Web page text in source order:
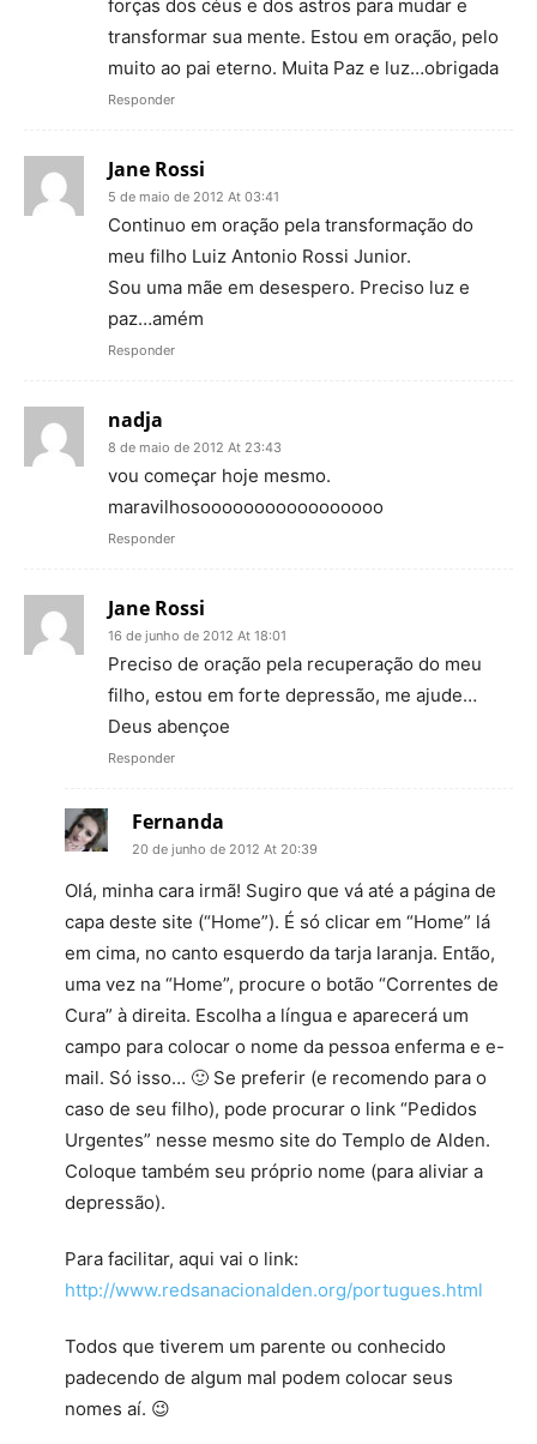
forças dos céus e dos astros para mudar e
transformar sua mente. Estou em oração, pelo
muito ao pai eterno. Muita Paz e luz…obrigada
Responder
Jane Rossi
5 de maio de 2012 At 03:41
Continuo em oração pela transformação do
meu filho Luiz Antonio Rossi Junior.
Sou uma mãe em desespero. Preciso luz e
paz…amém
Responder
nadja
8 de maio de 2012 At 23:43
vou começar hoje mesmo.
maravilhosooooooooooooooooo
Responder
Jane Rossi
16 de junho de 2012 At 18:01
Preciso de oração pela recuperação do meu
filho, estou em forte depressão, me ajude…
Deus abençoe
Responder
Fernanda
20 de junho de 2012 At 20:39
Olá, minha cara irmã! Sugiro que vá até a página de
capa deste site (“Home”). É só clicar em “Home” lá
em cima, no canto esquerdo da tarja laranja. Então,
uma vez na “Home”, procure o botão “Correntes de
Cura” à direita. Escolha a língua e aparecerá um
campo para colocar o nome da pessoa enferma e e-
mail. Só isso… 🙂 Se preferir (e recomendo para o
caso de seu filho), pode procurar o link “Pedidos
Urgentes” nesse mesmo site do Templo de Alden.
Coloque também seu próprio nome (para aliviar a
depressão).
Para facilitar, aqui vai o link:
http://www.redsanacionalden.org/portugues.html
Todos que tiverem um parente ou conhecido
padecendo de algum mal podem colocar seus
nomes aí. 😉